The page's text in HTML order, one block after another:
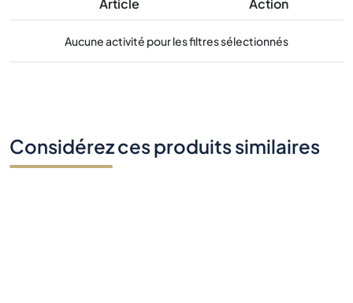
Article Action
Aucune activité pour les filtres sélectionnés
Considérez ces produits similaires